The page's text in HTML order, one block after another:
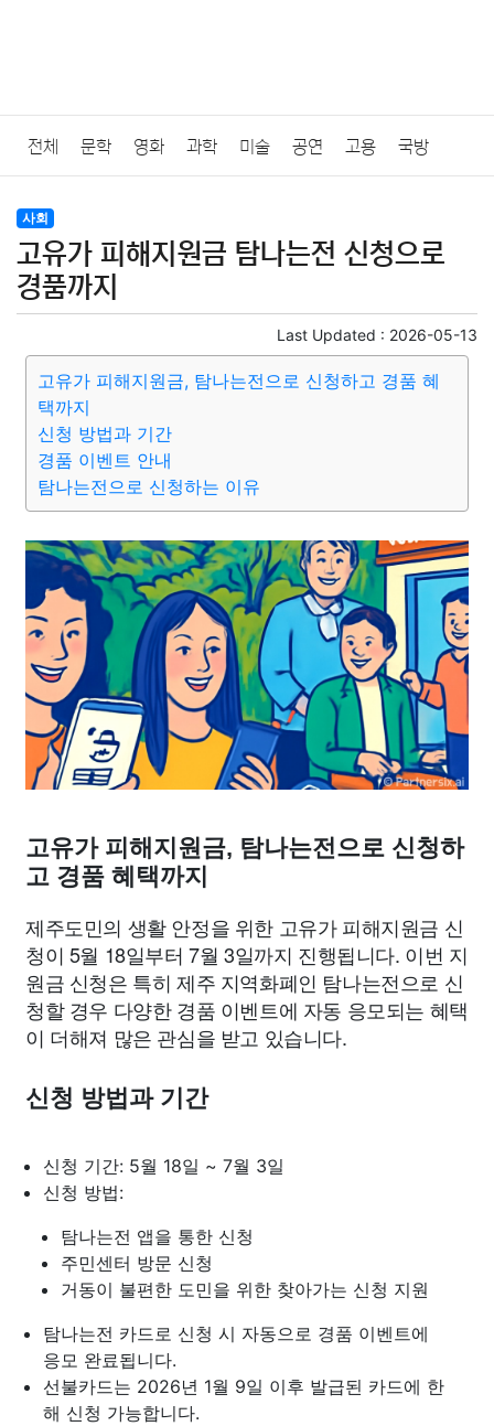
전체 문학 영화 과학 미술 공연 고용 국방
법률
질병 가요 방송 일상 주식 암호화폐 블록체인
미용 증권 인테리어
요리 상품리뷰 원예 금융 게임 스포츠 사진
대출 자동차 취미
종교 사회 정치 건강 의료 의학 경제 마케팅
부동산 외국어 교육 교통 생활 기타
사회
고유가 피해지원금 탐나는전 신청으로
경품까지
Last Updated : 2026-05-13
고유가 피해지원금, 탐나는전으로 신청하고 경품 혜
택까지
신청 방법과 기간
경품 이벤트 안내
탐나는전으로 신청하는 이유
고유가 피해지원금, 탐나는전으로 신청하
고 경품 혜택까지
제주도민의 생활 안정을 위한 고유가 피해지원금 신
청이 5월 18일부터 7월 3일까지 진행됩니다. 이번 지
원금 신청은 특히 제주 지역화폐인 탐나는전으로 신
청할 경우 다양한 경품 이벤트에 자동 응모되는 혜택
이 더해져 많은 관심을 받고 있습니다.
신청 방법과 기간
신청 기간: 5월 18일 ~ 7월 3일
신청 방법:
탐나는전 앱을 통한 신청
주민센터 방문 신청
거동이 불편한 도민을 위한 찾아가는 신청 지원
탐나는전 카드로 신청 시 자동으로 경품 이벤트에
응모 완료됩니다.
선불카드는 2026년 1월 9일 이후 발급된 카드에 한
해 신청 가능합니다.